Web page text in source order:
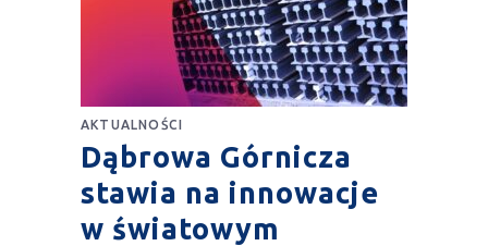
AKTUALNOŚCI
Dąbrowa Górnicza
stawia na innowacje
w światowym